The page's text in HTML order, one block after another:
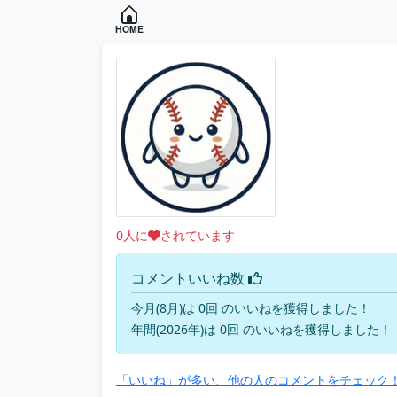
HOME
0人に されています
コメントいいね数
今月(8月)は 0回 のいいねを獲得しました！
年間(2026年)は 0回 のいいねを獲得しました！
「いいね」が多い、他の人のコメントをチェック